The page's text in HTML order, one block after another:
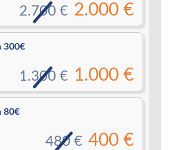
2.000 €
2.700 €
300€
1.000 €
1.300 €
80€
400 €
480 €